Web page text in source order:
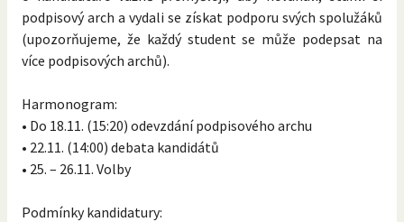
podpisový arch a vydali se získat podporu svých spolužáků
(upozorňujeme, že každý student se může podepsat na
více podpisových archů).
Harmonogram:
• Do 18.11. (15:20) odevzdání podpisového archu
• 22.11. (14:00) debata kandidátů
• 25. – 26.11. Volby
Podmínky kandidatury: